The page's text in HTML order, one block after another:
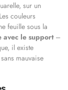
sur un
couleurs
feuille sous la
le support–
il existe
mauvaise